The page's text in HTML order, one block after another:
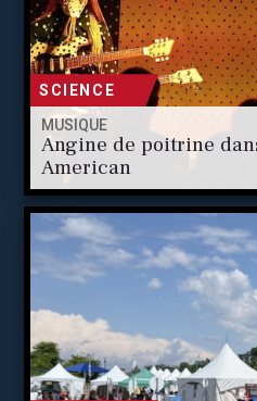
SCIENCE
MUSIQUE
Angine de poitrine
American